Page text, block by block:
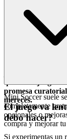
como para llenar
intrusivos. Nuestra
es más, siempre
curadores
cumplen nuestros
rejugabilidad
nuestra interfaz,
que nada te
juegos clonados
que es un juego
promesa
mereces.
Mini Soccer suele
completamente
opcionales o
compra y mejorar
El juego va
debo hacer?
Si experimentas un